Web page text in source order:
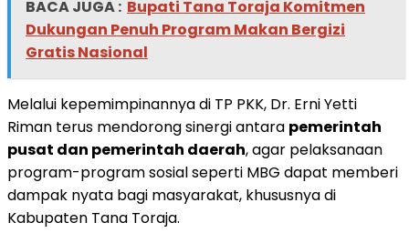
BACA JUGA : Bupati Tana Toraja Komitmen
Dukungan Penuh Program Makan Bergizi
Gratis Nasional
Melalui kepemimpinannya di TP PKK, Dr. Erni Yetti
Riman terus mendorong sinergi antara pemerintah
pusat dan pemerintah daerah, agar pelaksanaan
program-program sosial seperti MBG dapat memberi
dampak nyata bagi masyarakat, khususnya di
Kabupaten Tana Toraja.